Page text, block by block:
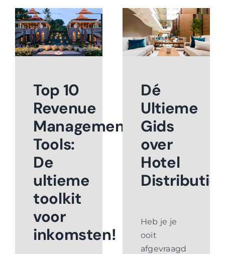
Top 10
Revenue
Management
Tools:
De
ultieme
toolkit
voor
inkomsten!
Dé
Ultieme
Gids
over
Hotel
Heb je je
ooit
afgevraagd